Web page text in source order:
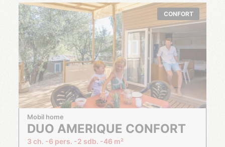
CONFORT
Mobil home
DUO AMERIQUE CONFORT
3 ch. 6 pers. 2 sdb. 46 m²